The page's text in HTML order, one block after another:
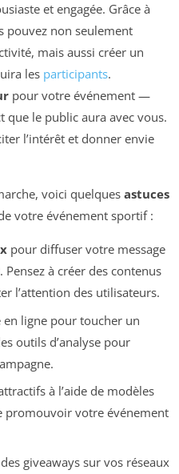
et engagée. Grâce à
pouvez non seulement
mais aussi créer un
les participants.
pour votre événement —
que le public aura avec vous.
l’intérêt et donner envie
voici quelques astuces
votre événement sportif :
pour diffuser votre message
à créer des contenus
l’attention des utilisateurs.
en ligne pour toucher un
outils d’analyse pour
à l’aide de modèles
promouvoir votre événement
giveaways sur vos réseaux